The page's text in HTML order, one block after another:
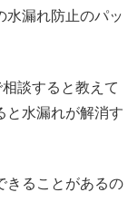
水漏れ防止のパッ
談すると教えて
と水漏れが解消す
きることがあるの